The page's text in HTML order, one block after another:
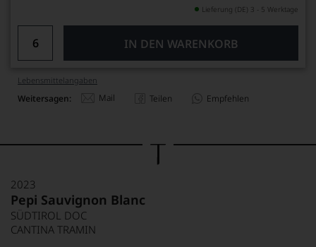
Lieferung (DE) 3 - 5 Werktage
IN DEN WARENKORB
Lebensmittel­angaben
Weitersagen: Mail Teilen Empfehlen
2023
Pepi Sauvignon Blanc
SÜDTIROL DOC
CANTINA TRAMIN